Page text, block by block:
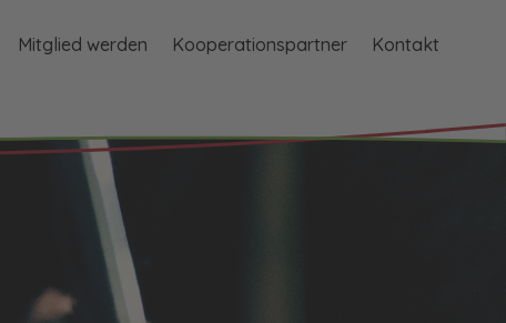
Mitglied werden Kooperationspartner Kontakt